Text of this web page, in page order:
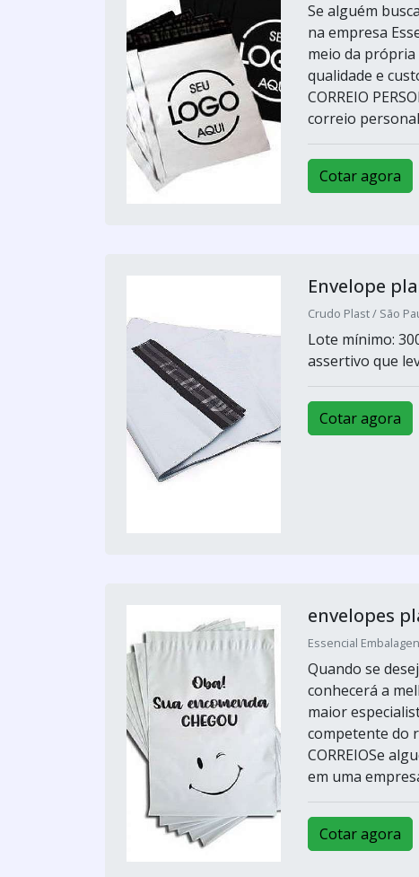
Se alguém
na empresa
meio da própria
qualidade e
CORREIO
correio
Cotar agora
Envelope
Crudo Plast / São
Lote mínimo:
assertivo que
Cotar agora
envelopes
Essencial
Quando se
conhecerá a
maior
competente do
CORREIOSe
em uma
Cotar agora